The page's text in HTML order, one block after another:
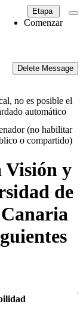
Etapa
Comenzar
Delete Message
no es posible el
automático
(no habilitar
o compartido)
Visión y
de